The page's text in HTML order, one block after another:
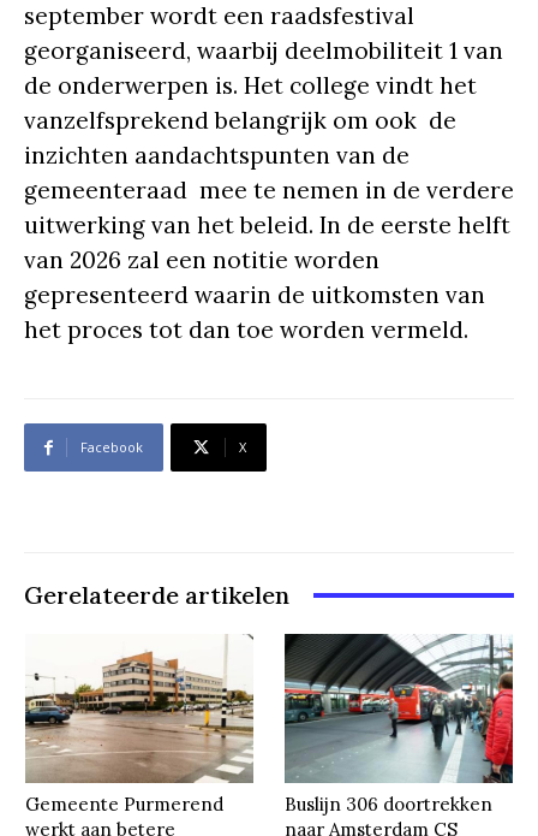
september wordt een raadsfestival
georganiseerd, waarbij deelmobiliteit 1 van
de onderwerpen is. Het college vindt het
vanzelfsprekend belangrijk om ook de
inzichten aandachtspunten van de
gemeenteraad mee te nemen in de verdere
uitwerking van het beleid. In de eerste helft
van 2026 zal een notitie worden
gepresenteerd waarin de uitkomsten van
het proces tot dan toe worden vermeld.
Facebook X
Gerelateerde artikelen
Gemeente Purmerend
werkt aan betere
Buslijn 306 doortrekken
naar Amsterdam CS